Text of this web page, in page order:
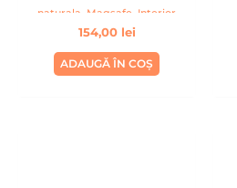
naturala, Magsafe, Interior
Din Microfibra, Handmade,
Albastru
154,00 lei
ADAUGĂ ÎN COȘ